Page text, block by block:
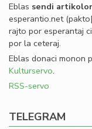
Eblas sendi
esperantio.net
rajto por esperantaj
por la ceteraj.
Eblas donaci monon
Kulturservo.
RSS-servo
TELEGRAM